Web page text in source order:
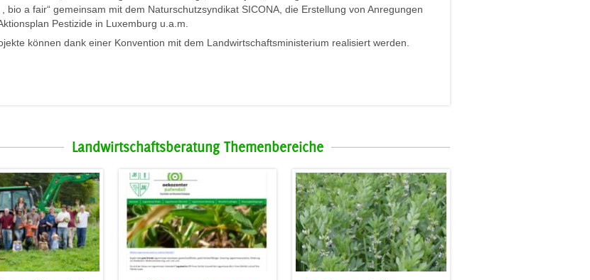
bio a fair“ gemeinsam mit dem Naturschutzsyndikat SICONA, die Erstellung von Anregungen
Pestizide in Luxemburg u.a.m.
können dank einer Konvention mit dem Landwirtschaftsministerium realisiert werden.
Landwirtschaftsberatung Themenbereiche